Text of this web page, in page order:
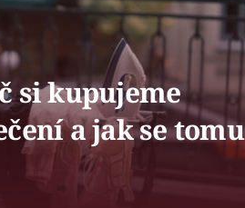
si kupujeme
a jak se tomu